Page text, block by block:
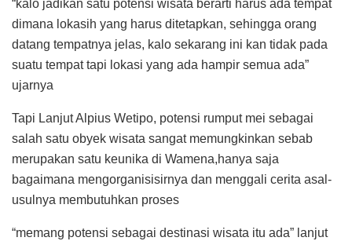
“kalo jadikan satu potensi wisata berarti harus ada tempat
dimana lokasih yang harus ditetapkan, sehingga orang
datang tempatnya jelas, kalo sekarang ini kan tidak pada
suatu tempat tapi lokasi yang ada hampir semua ada”
ujarnya
Tapi Lanjut Alpius Wetipo, potensi rumput mei sebagai
salah satu obyek wisata sangat memungkinkan sebab
merupakan satu keunika di Wamena,hanya saja
bagaimana mengorganisisirnya dan menggali cerita asal-
usulnya membutuhkan proses
“memang potensi sebagai destinasi wisata itu ada” lanjut